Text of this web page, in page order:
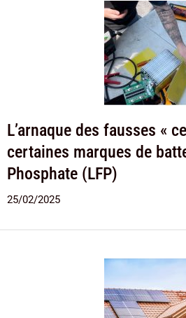
L’arnaque des fausses «
certaines marques de
Phosphate (LFP)
25/02/2025